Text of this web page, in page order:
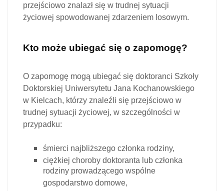
przejściowo znalazł się w trudnej sytuacji
życiowej spowodowanej zdarzeniem losowym.
Kto może ubiegać się o zapomogę?
O zapomogę mogą ubiegać się doktoranci Szkoły
Doktorskiej Uniwersytetu Jana Kochanowskiego
w Kielcach, którzy znaleźli się przejściowo w
trudnej sytuacji życiowej, w szczególności w
przypadku:
śmierci najbliższego członka rodziny,
ciężkiej choroby doktoranta lub członka
rodziny prowadzącego wspólne
gospodarstwo domowe,